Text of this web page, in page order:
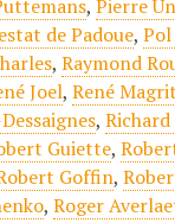
, Pierre
de Padoue,
, Raymond
Joel, René
,
Guiette,
Goffin,
, Roger